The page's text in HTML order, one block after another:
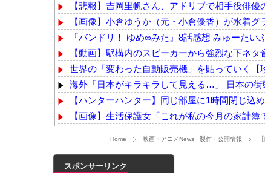
【悲報】吉岡里帆さん、アドリブで相手役俳
【画像】小倉ゆうか（元・小倉優香）が水着グ
『バンドリ！ ゆめ∞みた』8話感想 みゅーたい
【動画】駅構内のスピーカーから強烈な下ネ
世界の「変わった自動販売機」を貼っていく【
海外「日本がキラキラして見える…」 日本の街
【ハンターハンター】同じ部屋に1時間閉じ込
【画像】生活保護女「これが私の今月の家計簿
【にじさんじ】五木、すべてをメモ帳で管理す
Home 映画・アニメNews 製作・公開情報
スポンサーリンク